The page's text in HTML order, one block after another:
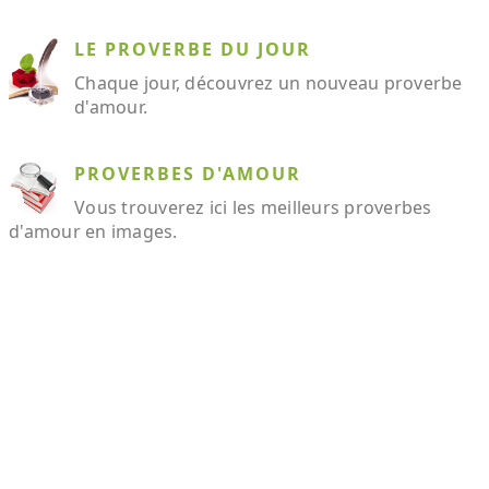
LE PROVERBE DU JOUR
Chaque jour, découvrez un nouveau proverbe
d'amour.
PROVERBES D'AMOUR
Vous trouverez ici les meilleurs proverbes
d'amour en images.